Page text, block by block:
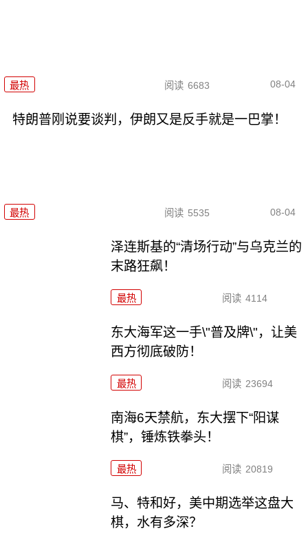
最热 阅读 6683 08-04
特朗普刚说要谈判，伊朗又是反手就是一巴掌！
最热 阅读 5535 08-04
泽连斯基的“清场行动”与乌克兰的
末路狂飙！
最热 阅读 4114
东大海军这一手\"普及牌\"，让美
西方彻底破防！
最热 阅读 23694
南海6天禁航，东大摆下“阳谋
棋”，锤炼铁拳头！
最热 阅读 20819
马、特和好，美中期选举这盘大
棋，水有多深？